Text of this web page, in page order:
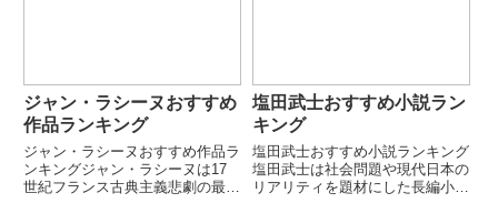
ジャン・ラシーヌおすすめ
作品ランキング
ジャン・ラシーヌおすすめ作品ラ
ンキングジャン・ラシーヌは17
世紀フランス古典主義悲劇の最高
塩田武士おすすめ小説ラン
キング
塩田武士おすすめ小説ランキング
塩田武士は社会問題や現代日本の
リアリティを題材にした長編小説